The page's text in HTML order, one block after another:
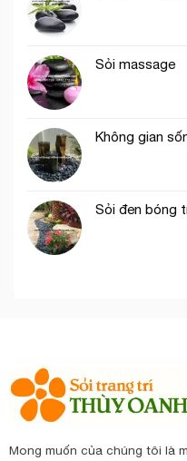
Sỏi massage
Không gian
Sỏi đen bóng
Mong muốn của chúng tôi là